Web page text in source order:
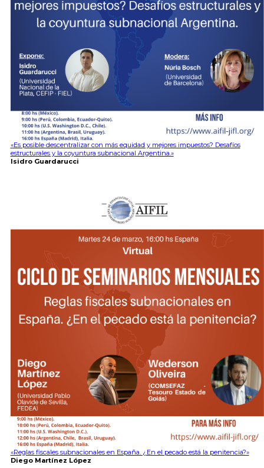
«Es posible descentralizar con más equidad y mejores impuestos? Desafíos
estructurales y la coyuntura subnacional Argentina.»
Isidro Guardarucci
«Reglas fiscales subnacionales en España. ¿En el pecado está la penitencia?»
Diego Martínez López